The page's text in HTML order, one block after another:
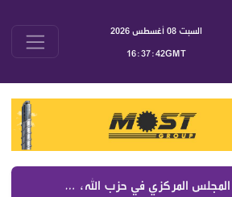
السبت 08 أغسطس 2026
16:37:43GMT
عضو المجلس المركزي في حزب الله، سماحة الشيخ الدكتور علي جاب